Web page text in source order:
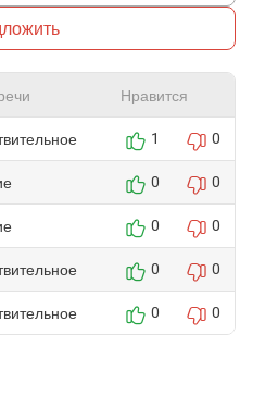
Нравится
1 0
0 0
0 0
0 0
0 0